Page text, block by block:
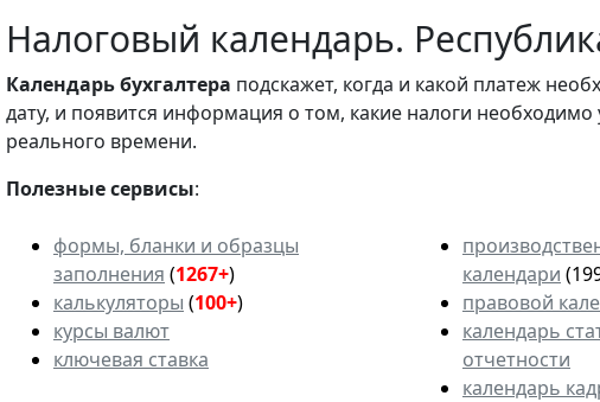
Налоговый календарь.
Календарьбухгалтера подскажет, когда и какой платеж
дату, и появится информация о том, какие налоги
реального времени.
Полезные сервисы:
формы, бланки и образцы
заполнения (1267+)
калькуляторы (100+)
курсы валют
ключевая ставка
календари
правовой
календарь
отчетности
календарь